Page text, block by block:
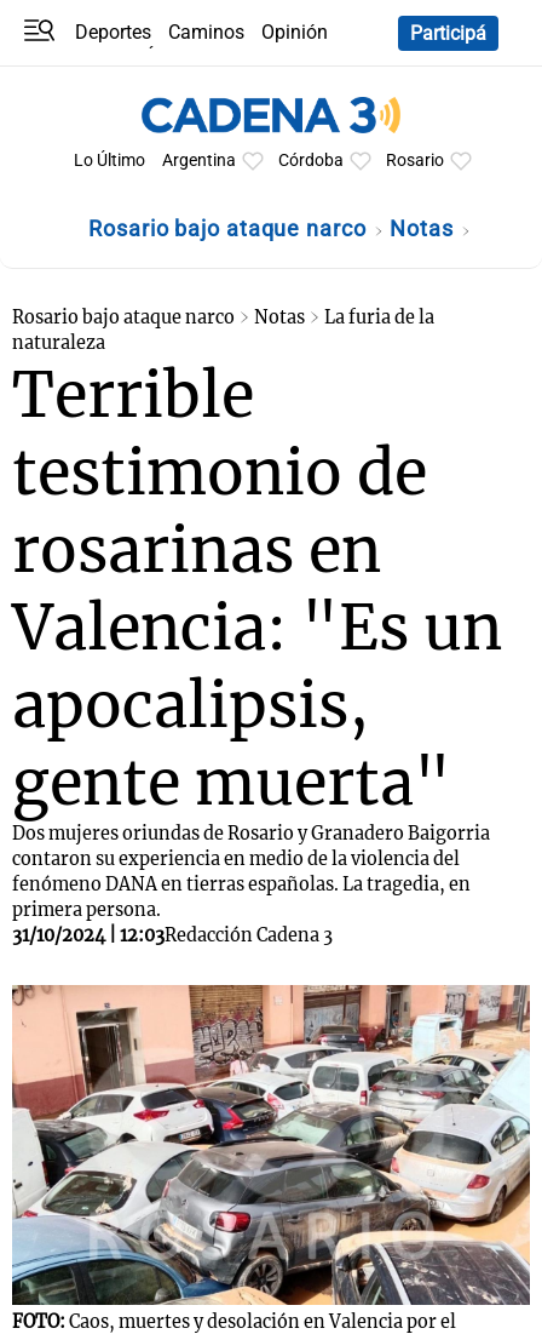
Deportes Caminos
Opinión
Participá
Lo Último Argentina Córdoba Rosario
Rosario bajo ataque narco Notas
Rosario bajo ataque narco Notas
La furia de la
naturaleza
Terrible
testimonio de
rosarinas en
Valencia: "Es un
apocalipsis,
gente muerta"
Dos mujeres oriundas de Rosario y Granadero Baigorria
contaron su experiencia en medio de la violencia del
fenómeno DANA en tierras españolas. La tragedia, en
primera persona.
31/10/2024 | 12:03Redacción Cadena 3
FOTO: Caos, muertes y desolación en Valencia por el
Notas
Mundial 2026
Notas
La Sole en
Cadena 3